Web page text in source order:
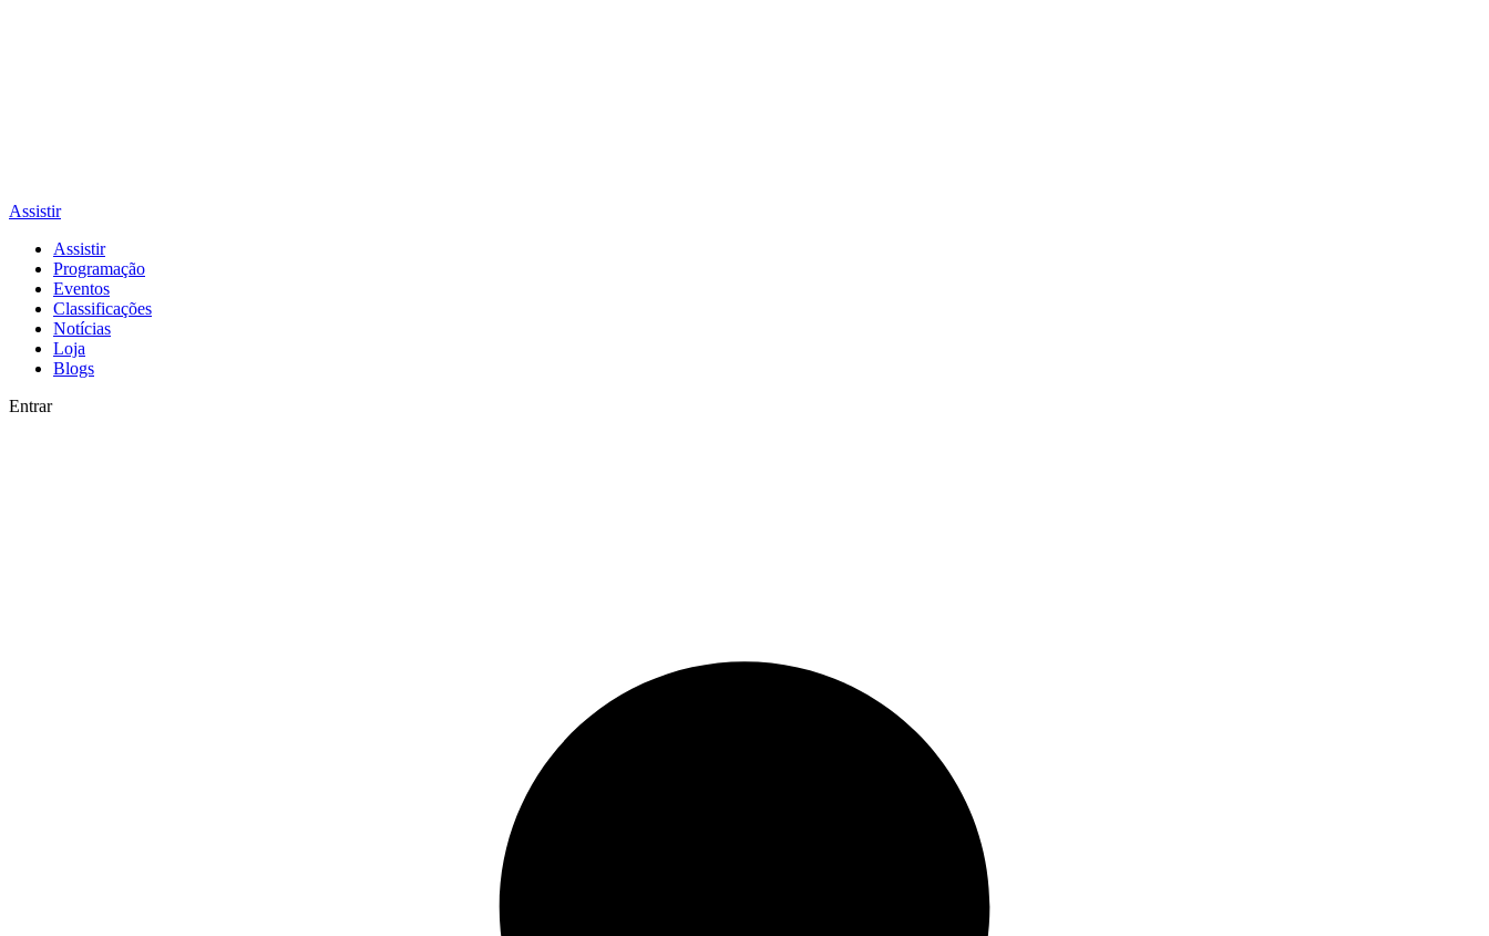
Assistir
Assistir
Programação
Eventos
Classificações
Notícias
Loja
Blogs
Entrar